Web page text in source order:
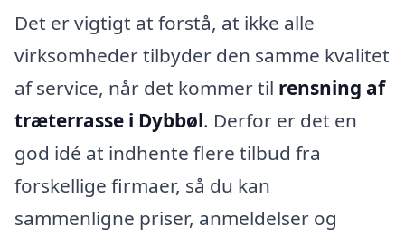
Det er vigtigt at forstå, at ikke alle
virksomheder tilbyder den samme kvalitet
af service, når det kommer til rensning af
træterrasse i Dybbøl. Derfor er det en
god idé at indhente flere tilbud fra
forskellige firmaer, så du kan
sammenligne priser, anmeldelser og